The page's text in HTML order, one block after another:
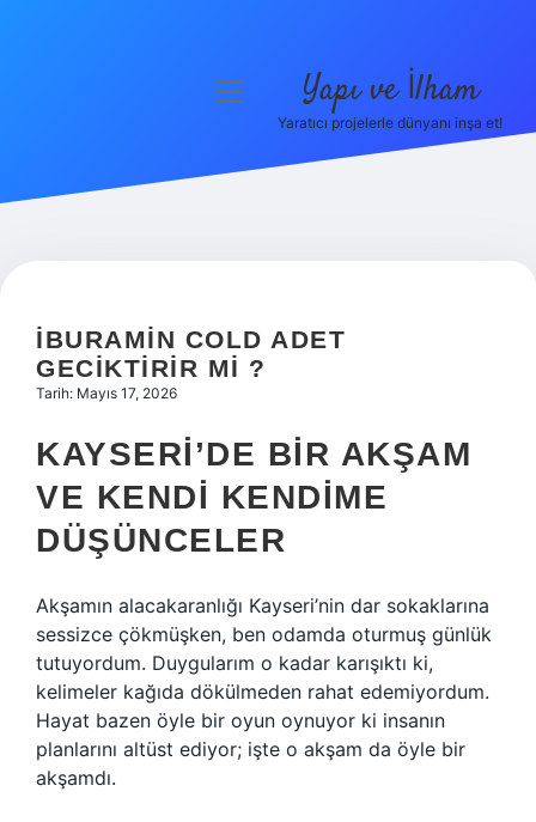
Hakkımızda
menüyü
Yapı ve İlham
Yaratıcı projelerle dünyanı inşa et!
İBURAMIN COLD ADET
GECIKTIRIR MI ?
Tarih: Mayıs 17, 2026
KAYSERI’DE BIR AKŞAM
VE KENDI KENDIME
DÜŞÜNCELER
Akşamın alacakaranlığı Kayseri’nin dar sokaklarına
sessizce çökmüşken, ben odamda oturmuş günlük
tutuyordum. Duygularım o kadar karışıktı ki,
kelimeler kağıda dökülmeden rahat edemiyordum.
Hayat bazen öyle bir oyun oynuyor ki insanın
planlarını altüst ediyor; işte o akşam da öyle bir
akşamdı.